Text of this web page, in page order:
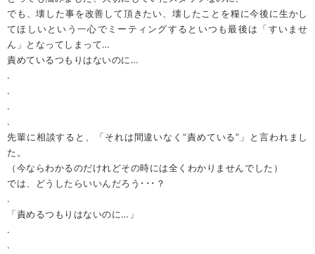
でも、壊した事を改善して頂きたい、壊したことを糧に今後に生かし
てほしいという一心でミーティングするといつも最後は「すいませ
ん」となってしまって…
責めているつもりはないのに…
.
.
.
.
先輩に相談すると、「それは間違いなく“責めている”」と言われまし
た。
（今ならわかるのだけれどその時には全くわかりませんでした）
では、どうしたらいいんだろう･･･？
.
「責めるつもりはないのに…」
.
.